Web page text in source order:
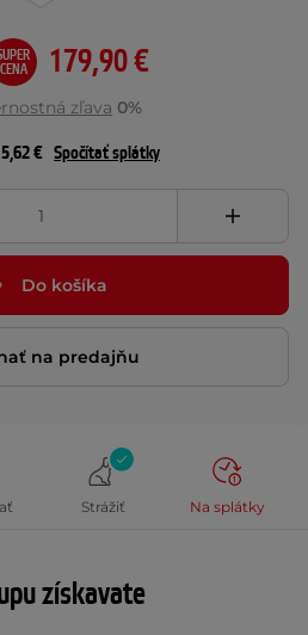
179,90 €
CENA
zľava 0%
€ Spočítať splátky
Do košíka
na predajňu
Strážiť Na splátky
získavate